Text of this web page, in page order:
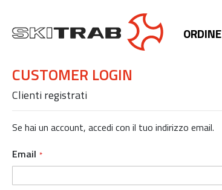
ORDINE
CUSTOMER LOGIN
Clienti registrati
Se hai un account, accedi con il tuo indirizzo email.
Email